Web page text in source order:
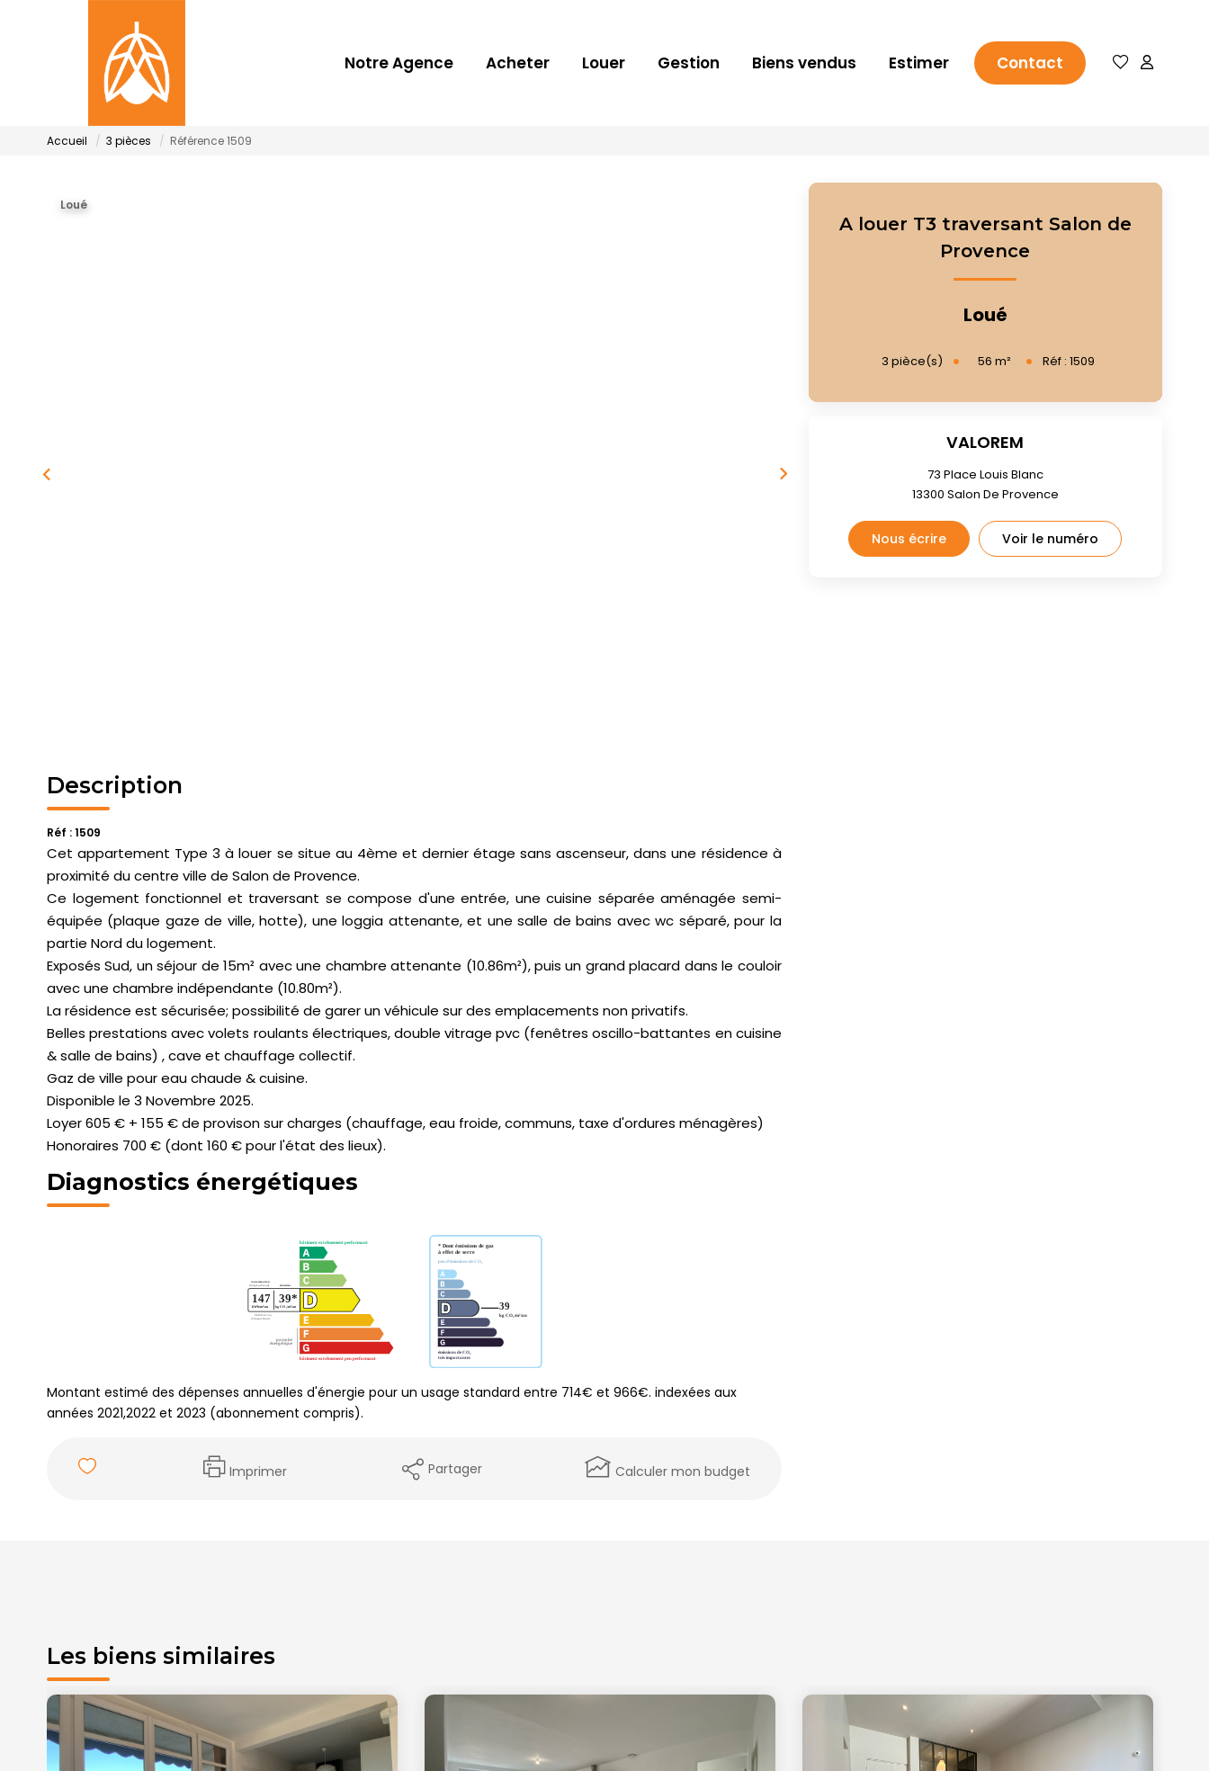
Notre Agence Acheter Louer Gestion Biens vendus Estimer Contact
Accueil 3 pièces Référence 1509
Loué
Description
Réf : 1509
Cet appartement Type 3 à louer se situe au 4ème et dernier étage sans ascenseur, dans une résidence à
proximité du centre ville de Salon de Provence.
Ce logement fonctionnel et traversant se compose d'une entrée, une cuisine séparée aménagée semi-
équipée (plaque gaze de ville, hotte), une loggia attenante, et une salle de bains avec wc séparé, pour la
partie Nord du logement.
Exposés Sud, un séjour de 15m² avec une chambre attenante (10.86m²), puis un grand placard dans le couloir
avec une chambre indépendante (10.80m²).
La résidence est sécurisée; possibilité de garer un véhicule sur des emplacements non privatifs.
Belles prestations avec volets roulants électriques, double vitrage pvc (fenêtres oscillo-battantes en cuisine
& salle de bains) , cave et chauffage collectif.
Gaz de ville pour eau chaude & cuisine.
Disponible le 3 Novembre 2025.
Loyer 605 € + 155 € de provison sur charges (chauffage, eau froide, communs, taxe d'ordures ménagères)
Honoraires 700 € (dont 160 € pour l'état des lieux).
Diagnostics énergétiques
Montant estimé des dépenses annuelles d'énergie pour un usage standard entre 714€ et 966€. indexées aux
années 2021,2022 et 2023 (abonnement compris).
Imprimer Partager Calculer mon budget
A louer T3 traversant Salon de
Provence
Loué
3 pièce(s) 56 m² Réf : 1509
VALOREM
73 Place Louis Blanc
13300 Salon De Provence
Nous écrire Voir le numéro
Les biens similaires